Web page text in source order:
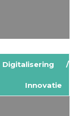
Digitalisering
Innovatie